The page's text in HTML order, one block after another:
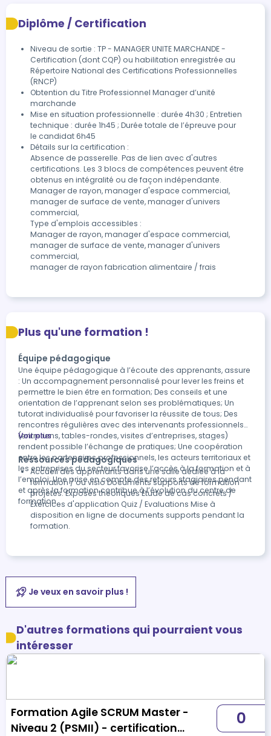
Diplôme / Certification
Niveau de sortie : TP - MANAGER UNITE MARCHANDE -
Certification (dont CQP) ou habilitation enregistrée au
Répertoire National des Certifications Professionnelles
(RNCP)
Obtention du Titre Professionnel Manager d’unité
marchande
Mise en situation professionnelle : durée 4h30 ; Entretien
technique : durée 1h45 ; Durée totale de l’épreuve pour
le candidat 6h45
Détails sur la certification :
Absence de passerelle. Pas de lien avec d'autres
certifications. Les 3 blocs de compétences peuvent être
obtenus en intégralité ou de façon indépendante.
Manager de rayon, manager d'espace commercial,
manager de surface de vente, manager d'univers
commercial,
Type d'emplois accessibles :
Manager de rayon, manager d'espace commercial,
manager de surface de vente, manager d'univers
commercial,
manager de rayon fabrication alimentaire / frais
Plus qu'une formation !
Équipe pédagogique
Une équipe pédagogique à l’écoute des apprenants, assure
: Un accompagnement personnalisé pour lever les freins et
permettre le bien être en formation; Des conseils et une
orientation de l’apprenant selon ses problématiques; Un
tutorat individualisé pour favoriser la réussite de tous; Des
rencontres régulières avec des intervenants professionnels
(entretiens, tables-rondes, visites d’entreprises, stages)
rendent possible l’échange de pratiques; Une coopération
entre les partenaires professionnels, les acteurs territoriaux et
les entreprises du secteur favorise l’accès à la formation et à
l’emploi; Une prise en compte des retours stagiaires pendant
et après la formation contribue à l’évolution du centre de
formation.
Voir plus
Ressources pédagogiques
Accueil des apprenants dans une salle dédiée à la
formation / ou visio Documents supports de formation
projetés. Exposés théoriques Etude de cas concrets /
Exercices d'application Quiz / Evaluations Mise à
disposition en ligne de documents supports pendant la
formation.
Je veux en savoir plus !
D'autres formations qui pourraient vous
intéresser
Formation Agile SCRUM Master -
Niveau 2 (PSMII) - certification
0